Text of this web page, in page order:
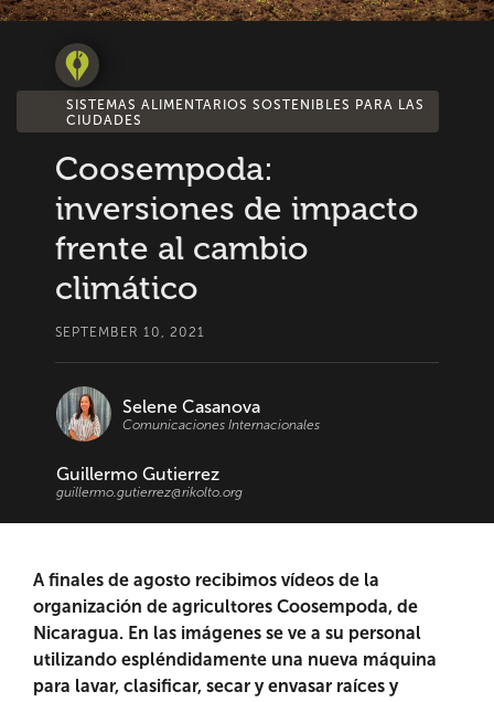
SISTEMAS ALIMENTARIOS SOSTENIBLES PARA LAS
CIUDADES
Coosempoda:
inversiones de impacto
frente al cambio
climático
SEPTEMBER 10, 2021
Selene Casanova
Comunicaciones Internacionales
Guillermo Gutierrez
guillermo.gutierrez@rikolto.org
A finales de agosto recibimos vídeos de la
organización de agricultores Coosempoda, de
Nicaragua. En las imágenes se ve a su personal
utilizando espléndidamente una nueva máquina
para lavar, clasificar, secar y envasar raíces y